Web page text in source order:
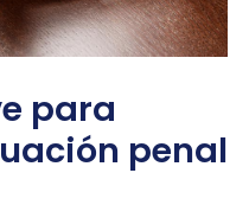
para
penal